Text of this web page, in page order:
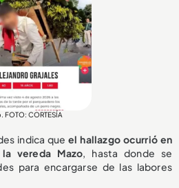
CORTESÍA
indica queel hallazgo ocurrió en
vereda Mazo, hasta donde se
para encargarse de las labores